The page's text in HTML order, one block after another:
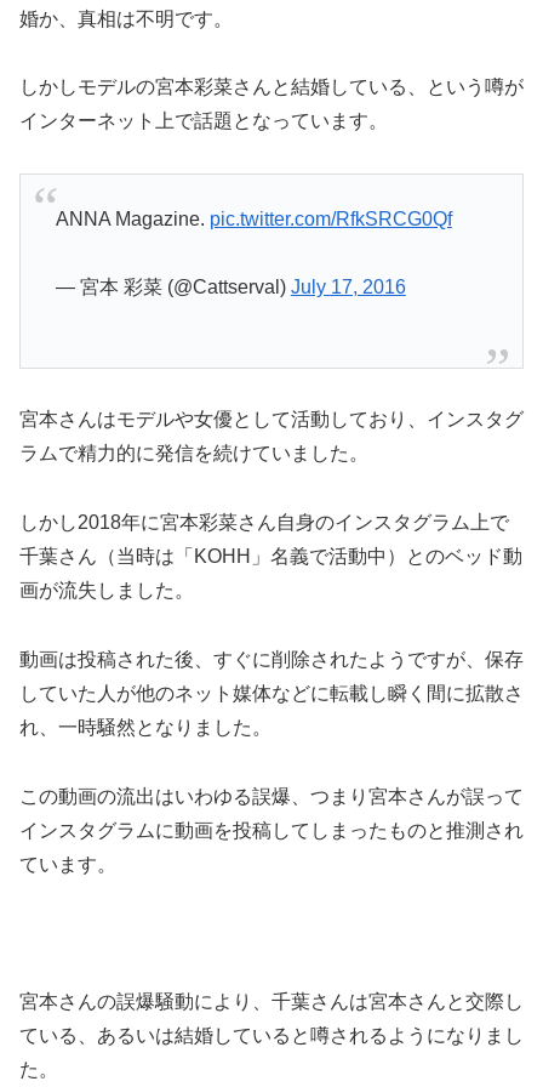
婚か、真相は不明です。
しかしモデルの宮本彩菜さんと結婚している、という噂が
インターネット上で話題となっています。
ANNA Magazine. pic.twitter.com/RfkSRCG0Qf
— 宮本 彩菜 (@Cattserval) July 17, 2016
宮本さんはモデルや女優として活動しており、インスタグ
ラムで精力的に発信を続けていました。
しかし2018年に宮本彩菜さん自身のインスタグラム上で
千葉さん（当時は「KOHH」名義で活動中）とのベッド動
画が流失しました。
動画は投稿された後、すぐに削除されたようですが、保存
していた人が他のネット媒体などに転載し瞬く間に拡散さ
れ、一時騒然となりました。
この動画の流出はいわゆる誤爆、つまり宮本さんが誤って
インスタグラムに動画を投稿してしまったものと推測され
ています。
宮本さんの誤爆騒動により、千葉さんは宮本さんと交際し
ている、あるいは結婚していると噂されるようになりまし
た。